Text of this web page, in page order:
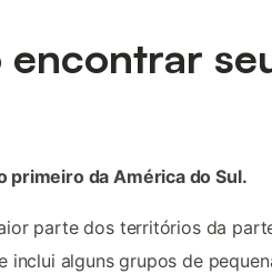
encontrar
primeiro da América do Sul.
parte dos territórios da
inclui alguns grupos de